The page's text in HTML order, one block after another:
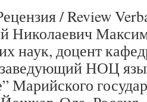
Ингл.
Жизни
в
эпосе
А.
М.
/ Review
Николаевич
наук, доцент
НОЦ
Марийского